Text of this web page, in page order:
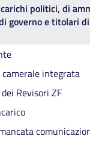
politici, di
governo e titolari
camerale integrata
Revisori ZF